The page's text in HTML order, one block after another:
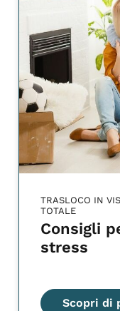
TRASLOCO IN
TOTALE
Consigli
stress
Scopri di